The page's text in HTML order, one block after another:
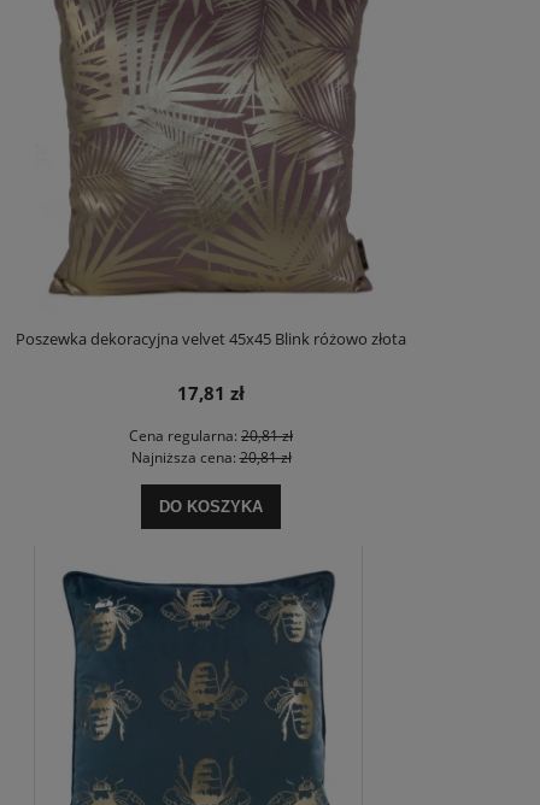
Poszewka dekoracyjna velvet 45x45 Blink różowo złota
17,81 zł
Cena regularna: 20,81 zł
Najniższa cena:20,81 zł
DO KOSZYKA